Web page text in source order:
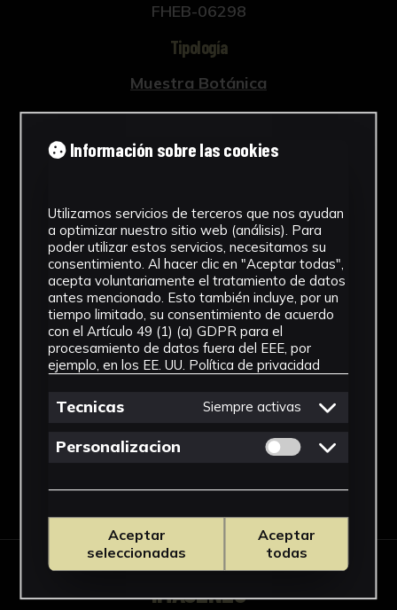
FHEB-06298
Tipología
Muestra Botánica
Cronología
SF
Fondo Herbario
Inscripciones
U-060
Género
Oenothera
Descargar Ficha
IMÁGENES
Información sobre las cookies
Utilizamos servicios de terceros que nos ayudan
a optimizar nuestro sitio web (análisis). Para
poder utilizar estos servicios, necesitamos su
consentimiento. Al hacer clic en "Aceptar todas",
acepta voluntariamente el tratamiento de datos
antes mencionado. Esto también incluye, por un
tiempo limitado, su consentimiento de acuerdo
con el Artículo 49 (1) (a) GDPR para el
procesamiento de datos fuera del EEE, por
ejemplo, en los EE. UU. Política de privacidad
Tecnicas Siempre activas
Personalizacion Permitir cookies
Aceptar
seleccionadas
Aceptar
todas